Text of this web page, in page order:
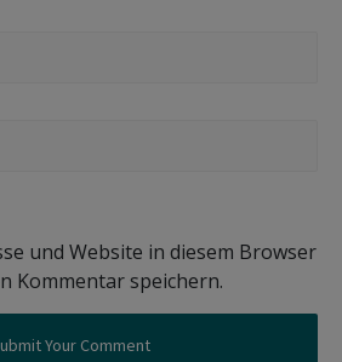
und Website in diesem Browser
Kommentar speichern.